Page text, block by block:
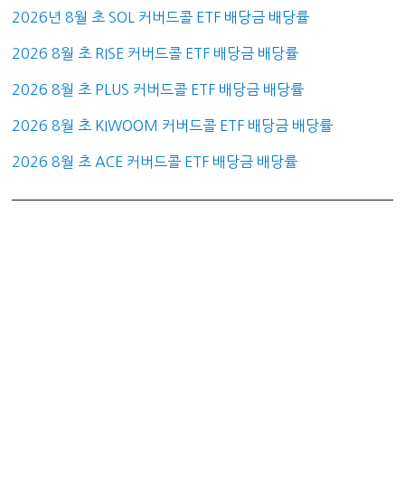
2026년 8월 초 SOL 커버드콜 ETF 배당금 배당률
2026 8월 초 RISE 커버드콜 ETF 배당금 배당률
2026 8월 초 PLUS 커버드콜 ETF 배당금 배당률
2026 8월 초 KIWOOM 커버드콜 ETF 배당금 배당률
2026 8월 초 ACE 커버드콜 ETF 배당금 배당률